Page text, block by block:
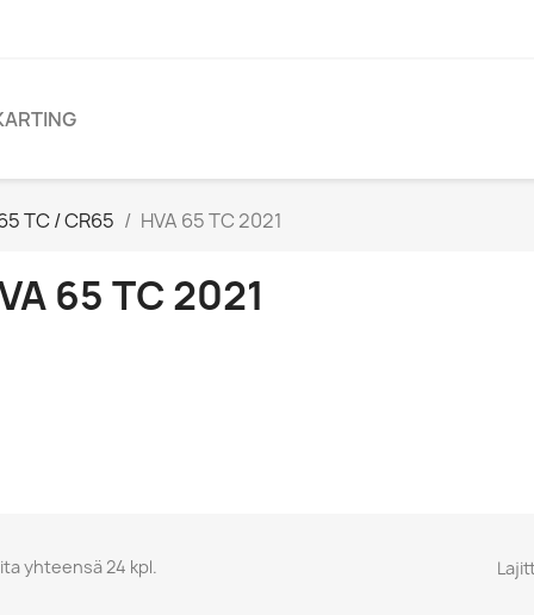
TC / CR65 HVA 65 TC 2021
65 TC 2021
yhteensä 24 kpl.